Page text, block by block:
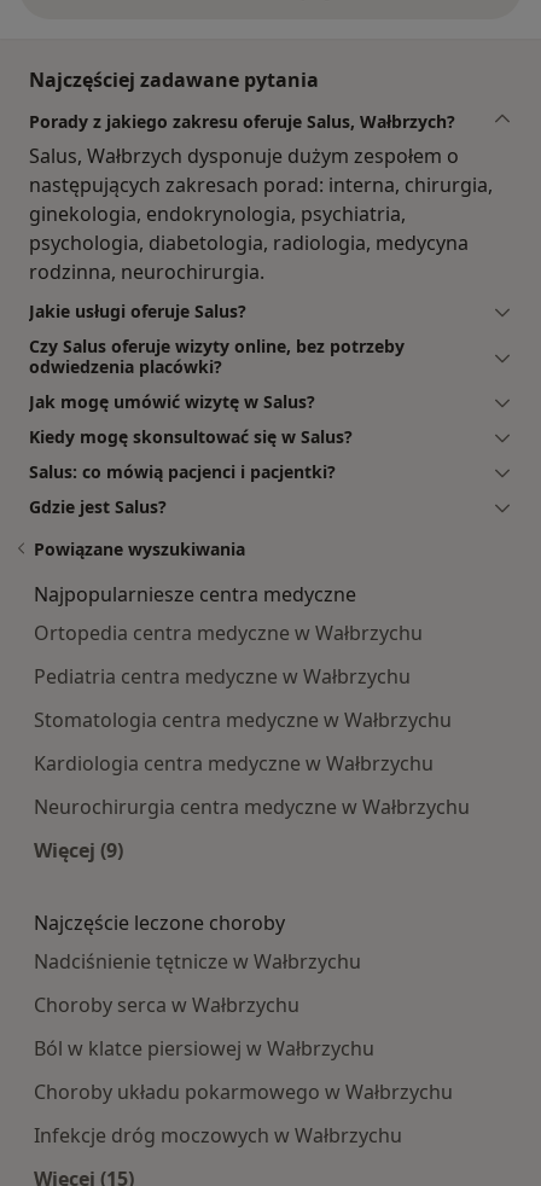
Najczęściej zadawane pytania
Porady z jakiego zakresu oferuje Salus, Wałbrzych?
Salus, Wałbrzych dysponuje dużym zespołem o
następujących zakresach porad: interna, chirurgia,
ginekologia, endokrynologia, psychiatria,
psychologia, diabetologia, radiologia, medycyna
rodzinna, neurochirurgia.
Jakie usługi oferuje Salus?
Czy Salus oferuje wizyty online, bez potrzeby
odwiedzenia placówki?
Jak mogę umówić wizytę w Salus?
Kiedy mogę skonsultować się w Salus?
Salus: co mówią pacjenci i pacjentki?
Gdzie jest Salus?
Powiązane wyszukiwania
Najpopularniesze centra medyczne
Ortopedia centra medyczne w Wałbrzychu
Pediatria centra medyczne w Wałbrzychu
Stomatologia centra medyczne w Wałbrzychu
Kardiologia centra medyczne w Wałbrzychu
Neurochirurgia centra medyczne w Wałbrzychu
Więcej (9)
Najczęście leczone choroby
Nadciśnienie tętnicze w Wałbrzychu
Choroby serca w Wałbrzychu
Ból w klatce piersiowej w Wałbrzychu
Choroby układu pokarmowego w Wałbrzychu
Infekcje dróg moczowych w Wałbrzychu
Więcej (15)